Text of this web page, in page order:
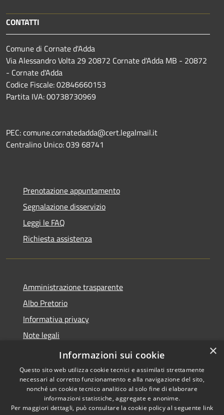
CONTATTI
Comune di Cornate d'Adda
Via Alessandro Volta 29 20872 Cornate d'Adda MB - 20872
- Cornate d'Adda
Codice Fiscale: 02846660153
Partita IVA: 00738730969
PEC: comune.cornatedadda@cert.legalmail.it
Centralino Unico: 039 68741
Prenotazione appuntamento
Segnalazione disservizio
Leggi le FAQ
Richiesta assistenza
Amministrazione trasparente
Albo Pretorio
Informativa privacy
Note legali
Dichiarazione di accessibilità
Copyright © 2026 • Città di
×
Informazioni sui cookie
Questo sito web utilizza cookie tecnici e assimilati strettamente
necessari al corretto funzionamento e alla navigazione del sito,
nonché un cookie tecnico analitico al solo fine di elaborare
informazioni statistiche, aggregate e anonime.
Per maggiori dettagli, può consultare la cookie policy al seguente link